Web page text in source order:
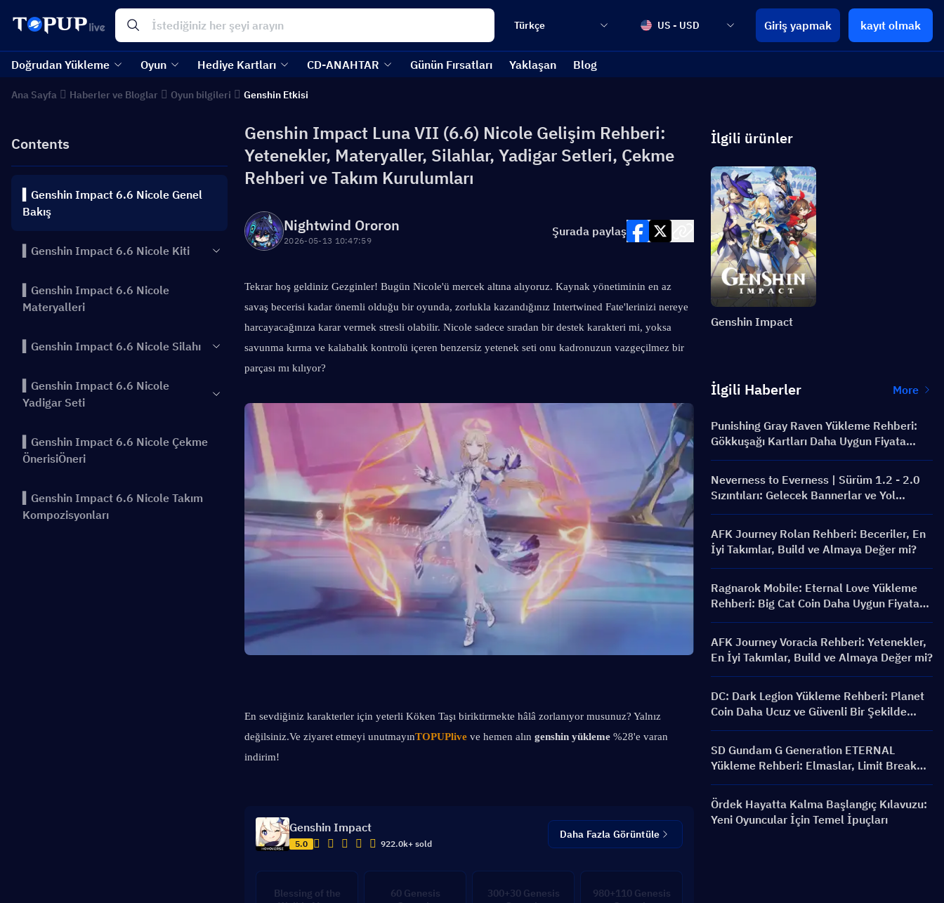
Türkçe US - USD Giriş yapmak kayıt olmak
Doğrudan Yükleme Oyun Hediye Kartları CD-ANAHTAR Günün Fırsatları Yaklaşan Blog
Ana Sayfa Haberler ve Bloglar Oyun bilgileri Genshin Etkisi
Contents
▍Genshin Impact 6.6 Nicole Genel
Bakış
▍Genshin Impact 6.6 Nicole Kiti
▍Genshin Impact 6.6 Nicole
Materyalleri
▍Genshin Impact 6.6 Nicole Silahı
▍Genshin Impact 6.6 Nicole
Yadigar Seti
▍Genshin Impact 6.6 Nicole Çekme
ÖnerisiÖneri
▍Genshin Impact 6.6 Nicole Takım
Kompozisyonları
Genshin Impact Luna VII (6.6) Nicole Gelişim Rehberi:
Yetenekler, Materyaller, Silahlar, Yadigar Setleri, Çekme
Rehberi ve Takım Kurulumları
Nightwind Ororon
2026-05-13 10:47:59
Şurada paylaş
Tekrar hoş geldiniz Gezginler! Bugün Nicole'ü mercek altına alıyoruz. Kaynak yönetiminin en az
savaş becerisi kadar önemli olduğu bir oyunda, zorlukla kazandığınız Intertwined Fate'lerinizi nereye
harcayacağınıza karar vermek stresli olabilir. Nicole sadece sıradan bir destek karakteri mi, yoksa
savunma kırma ve kalabalık kontrolü içeren benzersiz yetenek seti onu kadronuzun vazgeçilmez bir
parçası mı kılıyor?
En sevdiğiniz karakterler için yeterli Köken Taşı biriktirmekte hâlâ zorlanıyor musunuz? Yalnız
değilsiniz.Ve ziyaret etmeyi unutmayınTOPUPlive ve hemen alın genshin yükleme %28'e varan
indirim!
Genshin Impact
5.0 922.0k+ sold
Daha Fazla Görüntüle
Blessing of the
60 Genesis
300+30 Genesis
980+110 Genesis
İlgili ürünler
Genshin Impact
İlgili Haberler More
Punishing Gray Raven Yükleme Rehberi:
Gökkuşağı Kartları Daha Uygun Fiyata
Nasıl Alınır?
Neverness to Everness | Sürüm 1.2 - 2.0
Sızıntıları: Gelecek Bannerlar ve Yol
Haritası!
AFK Journey Rolan Rehberi: Beceriler, En
İyi Takımlar, Build ve Almaya Değer mi?
Ragnarok Mobile: Eternal Love Yükleme
Rehberi: Big Cat Coin Daha Uygun Fiyata
Nasıl Satın Alınır?
AFK Journey Voracia Rehberi: Yetenekler,
En İyi Takımlar, Build ve Almaya Değer mi?
DC: Dark Legion Yükleme Rehberi: Planet
Coin Daha Ucuz ve Güvenli Bir Şekilde
Nasıl Satın Alınır?
SD Gundam G Generation ETERNAL
Yükleme Rehberi: Elmaslar, Limit Break
Paketleri, Fiyatlar ve Yükleme Yöntemleri
Ördek Hayatta Kalma Başlangıç Kılavuzu:
Yeni Oyuncular İçin Temel İpuçları